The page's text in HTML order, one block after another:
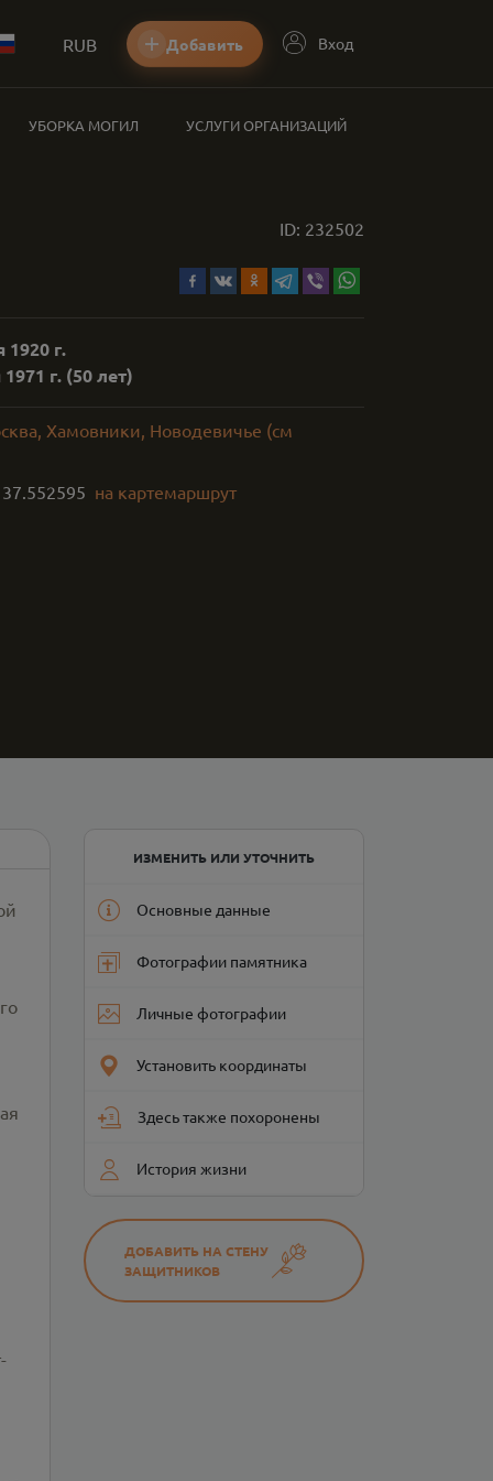
RUB Добавить Вход
УБОРКА МОГИЛ УСЛУГИ ОРГАНИЗАЦИЙ
ID: 232502
1920 г.
г. (50 лет)
Хамовники, Новодевичье (см
37.552595 на картемаршрут
ИЗМЕНИТЬ ИЛИ УТОЧНИТЬ
Основные данные
Фотографии памятника
Личные фотографии
Установить координаты
Здесь также похоронены
История жизни
ДОБАВИТЬ НА СТЕНУ
ЗАЩИТНИКОВ